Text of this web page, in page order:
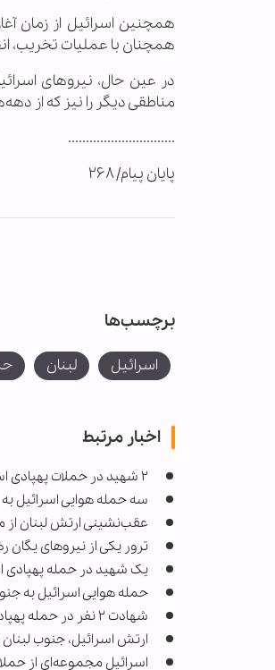
همچنان با عملیات تخریب،
در عین حال، نیروهای
مناطقی دیگر را نیز که از
..............................
پایان پیام/ ۲۶۸
برچسب‌ها
اسرائیل لبنان
اخبار مرتبط
۲ شهید در حملات پهپادی اسرائیل به جنوب لبنان علی‌رغم آتش‌بس
سه حمله هوایی اسرائیل
عقب‌نشینی ارتش لبنان از
ترور یکی از نیروهای یگان
یک شهید در حمله پهپادی
حمله هوایی اسرائیل به جنوب لبنان ۳
شهادت ۲ نفر در حمله پهپادی اسرائیل به خودروی ون در شرق لبنان
ارتش اسرائیل، جنوب
اسرائیل مجموعه‌ای از